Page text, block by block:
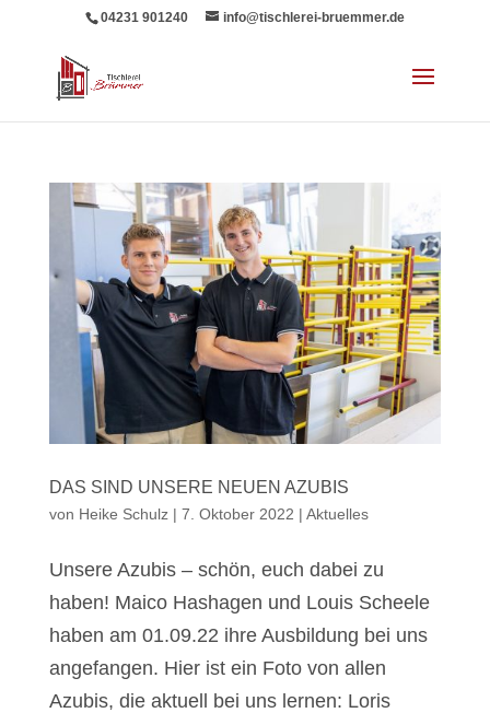
04231 901240 info@tischlerei-bruemmer.de
DAS SIND UNSERE NEUEN AZUBIS
von Heike Schulz| 7. Oktober 2022 | Aktuelles
Unsere Azubis – schön, euch dabei zu
haben! Maico Hashagen und Louis Scheele
haben am 01.09.22 ihre Ausbildung bei uns
angefangen. Hier ist ein Foto von allen
Azubis, die aktuell bei uns lernen: Loris